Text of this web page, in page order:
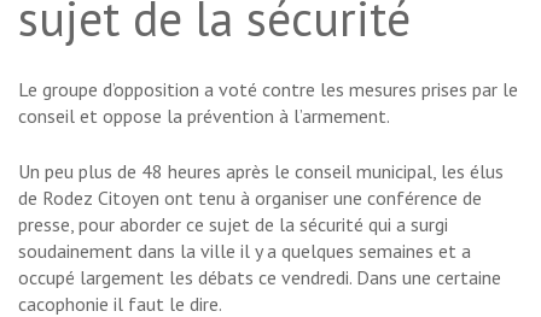
sujet de la sécurité
Le groupe d’opposition a voté contre les mesures prises par le
conseil et oppose la prévention à l’armement.
Un peu plus de 48 heures après le conseil municipal, les élus
de Rodez Citoyen ont tenu à organiser une conférence de
presse, pour aborder ce sujet de la sécurité qui a surgi
soudainement dans la ville il y a quelques semaines et a
occupé largement les débats ce vendredi. Dans une certaine
cacophonie il faut le dire.